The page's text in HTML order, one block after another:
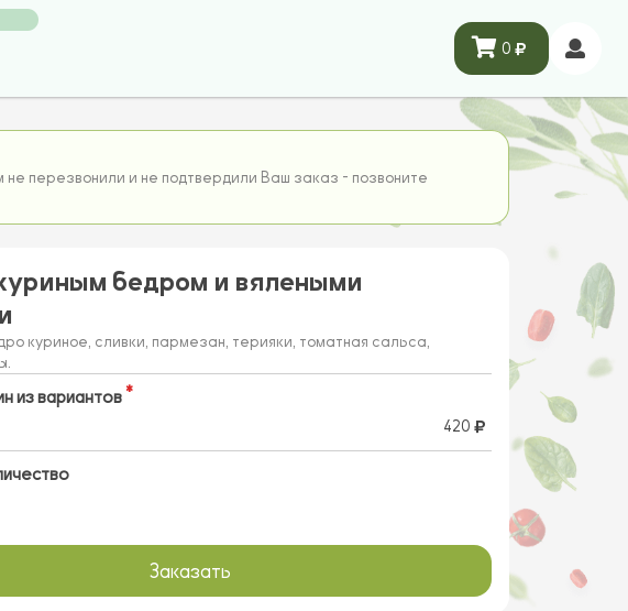
0
перезвонили и не подтвердили Ваш заказ - позвоните
бедром и вялеными
куриное, сливки, пармезан, терияки, томатная сальса,
из вариантов
420
Заказать